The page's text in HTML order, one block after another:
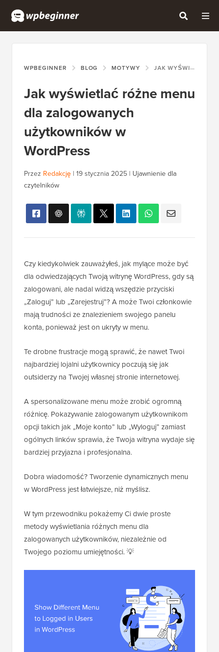
WPBEGINNER BLOG MOTYWY JAK WYŚWIETLAĆ RÓŻNE MENU DLA ZALOGOWANYCH UŻYTKOWNIKÓW W WORDPRESS
Jak wyświetlać różne menu
dla zalogowanych
użytkowników w
WordPress
Przez Redakcję | 19 stycznia 2025 | Ujawnienie dla
czytelników
Czy kiedykolwiek zauważyłeś, jak mylące może być
dla odwiedzających Twoją witrynę WordPress, gdy są
zalogowani, ale nadal widzą wszędzie przyciski
„Zaloguj” lub „Zarejestruj”? A może Twoi członkowie
mają trudności ze znalezieniem swojego panelu
konta, ponieważ jest on ukryty w menu.
Te drobne frustracje mogą sprawić, że nawet Twoi
najbardziej lojalni użytkownicy poczują się jak
outsiderzy na Twojej własnej stronie internetowej.
A spersonalizowane menu może zrobić ogromną
różnicę. Pokazywanie zalogowanym użytkownikom
opcji takich jak „Moje konto” lub „Wyloguj” zamiast
ogólnych linków sprawia, że Twoja witryna wydaje się
bardziej przyjazna i profesjonalna.
Dobra wiadomość? Tworzenie dynamicznych menu
w WordPress jest łatwiejsze, niż myślisz.
W tym przewodniku pokażemy Ci dwie proste
metody wyświetlania różnych menu dla
zalogowanych użytkowników, niezależnie od
Twojego poziomu umiejętności. 💡